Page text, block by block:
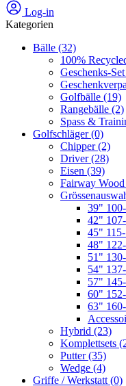
Log-in
Kategorien
Bälle (32)
100%
Geschenks-Set
Golfbälle (19)
Rangebälle (2)
Spass &
Golfschläger(0)
Chipper(2)
Driver(28)
Eisen (39)
Fairway Wood
39"
42"
45"
48"
51"
54"
57"
60"
63"
Hybrid (23)
Komplettsets
Putter(35)
Wedge (4)
Griffe / Werkstatt (0)